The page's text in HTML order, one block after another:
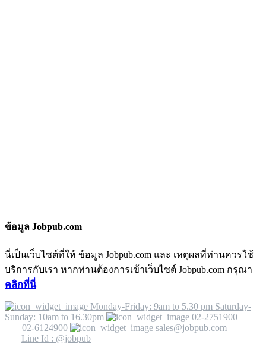
ข้อมูล Jobpub.com
นี่เป็นเว็บไซต์ที่ให้ ข้อมูล Jobpub.com และ เหตุผลที่ท่านควรใช้
บริการกับเรา หากท่านต้องการเข้าเว็บไซต์ Jobpub.com กรุณา
คลิกที่นี่
Monday-Friday: 9am to 5.30 pm Saturday-
Sunday: 10am to 16.30pm
02-2751900
02-6124900
sales@jobpub.com
Line Id : @jobpub